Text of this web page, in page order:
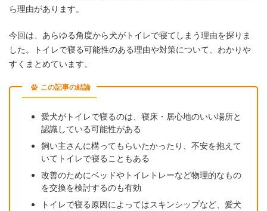
ら理由があります。
今回は、あらゆる角度から犬がトイレで寝てしまう理由を探りま
した。トイレで寝る可能性のある理由や対策について、わかりや
すくまとめています。
この記事の結論
愛犬がトイレで寝るのは、寝床・居心地のいい場所と
認識している可能性がある
飼い主さんに構ってもらいたかったり、不安を抱えて
いてトイレで寝ることもある
改善のためにベッドやトイレトレーなど物理的なもの
を交換を検討するのも有効
トイレで寝る原因によってはスキンシップなど、愛犬